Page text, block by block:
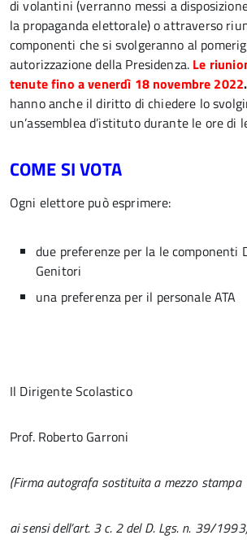
di volantini (verranno messi a
la propaganda elettorale) o attraverso
componenti che si svolgeranno al
autorizzazione della Presidenza. Le
tenute fino a venerdì 18 novembre 2022.
hanno anche il diritto di chiedere lo
un’assemblea d’istituto durante le ore di
COME SI VOTA
Ogni elettore può esprimere:
due preferenze per la le componenti
Genitori
una preferenza per il personale ATA
Il Dirigente Scolastico
Prof. Roberto Garroni
(Firma autografa sostituita a mezzo stampa
ai sensi dell’art. 3 c. 2 del D. Lgs. n. 39/